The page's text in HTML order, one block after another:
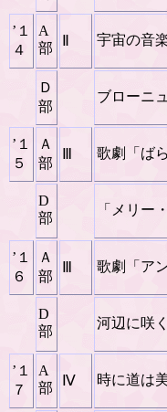
’１
４
A
部
宇宙の音
Ｄ
部
ブローニ
’１
５
Ａ
部
歌劇「ば
D
部
「メリー
’１
６
Ａ
部
歌劇「ア
D
部
河辺に咲
’１
７
A
部
Ⅳ 時に道は